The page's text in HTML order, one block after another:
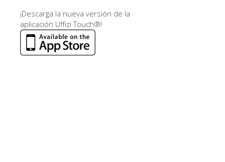
¡Descarga la nueva versión de la
aplicación Uffizi Touch®!